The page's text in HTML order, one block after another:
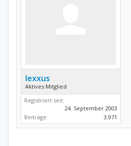
lexxus
Aktives Mitglied
Registriert seit:
24. September 2003
Beiträge:
3.971